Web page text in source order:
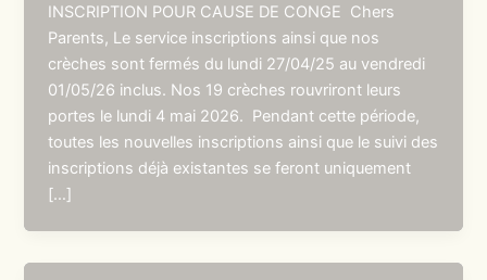
INSCRIPTION POUR CAUSE DE CONGE Chers
Parents, Le service inscriptions ainsi que nos
crèches sont fermés du lundi 27/04/25 au vendredi
01/05/26 inclus. Nos 19 crèches rouvriront leurs
portes le lundi 4 mai 2026. Pendant cette période,
toutes les nouvelles inscriptions ainsi que le suivi des
inscriptions déjà existantes se feront uniquement
[…]